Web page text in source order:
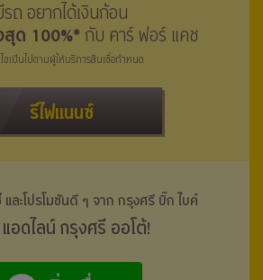
รถ อยากได้เงินก้อน
สุด 100%* กับ คาร์ ฟอร์ แคช
ไขเป็นไปตามผู้ให้บริการสินเชื่อกำหนด
รีไฟแนนซ์
ละโปรโมชันดี ๆ จาก กรุงศรี บิ๊ก ไบค์
แอดไลน์ กรุงศรี ออโต้!